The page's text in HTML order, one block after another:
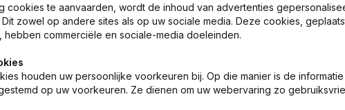
0 0
cookies te aanvaarden, wordt de inhoud van advertenties
zowel op andere sites als op uw sociale media. Deze cookies,
hebben commerciële en sociale-media doeleinden.
houden uw persoonlijke voorkeuren bij. Op die manier is de
op uw voorkeuren. Ze dienen om uw webervaring zo